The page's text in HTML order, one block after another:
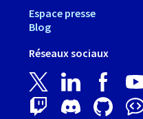
Espace presse
Blog
Réseaux sociaux